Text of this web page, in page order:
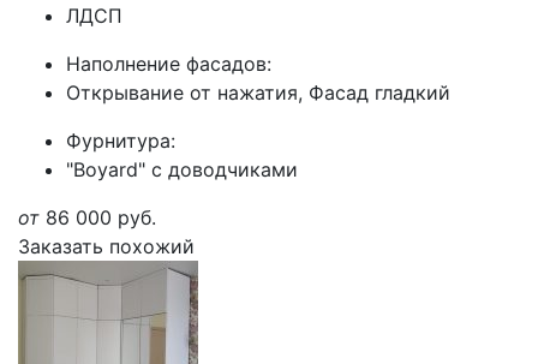
ЛДСП
Наполнение фасадов:
Открывание от нажатия, Фасад гладкий
Фурнитура:
"Boyard" с доводчиками
от 86 000 руб.
Заказать похожий